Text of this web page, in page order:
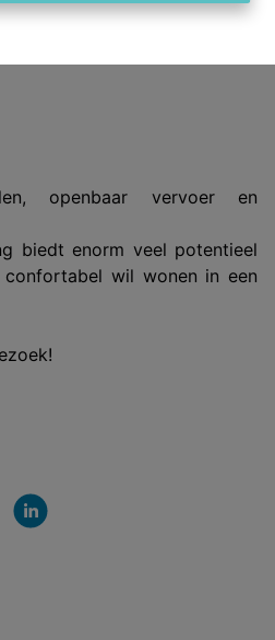
openbaar vervoer en
biedt enorm veel potentieel
wil wonen in een